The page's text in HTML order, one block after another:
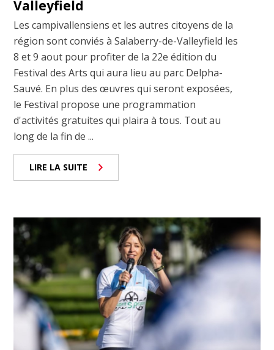
Valleyfield
Les campivallensiens et les autres citoyens de la
région sont conviés à Salaberry-de-Valleyfield les
8 et 9 aout pour profiter de la 22e édition du
Festival des Arts qui aura lieu au parc Delpha-
Sauvé. En plus des œuvres qui seront exposées,
le Festival propose une programmation
d'activités gratuites qui plaira à tous. Tout au
long de la fin de ...
LIRE LA SUITE